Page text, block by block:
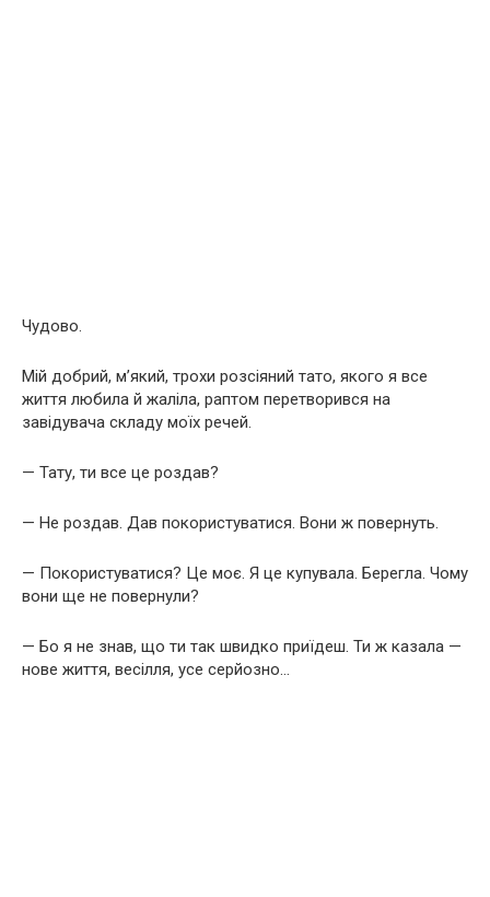
Чудово.
Мій добрий, м’який, трохи розсіяний тато, якого я все
життя любила й жаліла, раптом перетворився на
завідувача складу моїх речей.
— Тату, ти все це роздав?
— Не роздав. Дав покористуватися. Вони ж повернуть.
— Покористуватися? Це моє. Я це купувала. Берегла. Чому
вони ще не повернули?
— Бо я не знав, що ти так швидко приїдеш. Ти ж казала —
нове життя, весілля, усе серйозно…